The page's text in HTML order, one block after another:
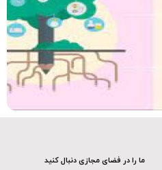
ما را در فضای مجازی دنبال کنید